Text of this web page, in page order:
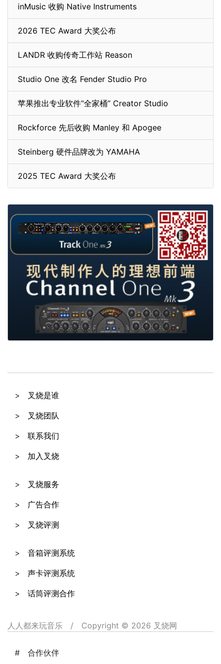
inMusic 收购 Native Instruments
2026 TEC Award 大奖公布
LANDR 收购传奇工作站 Reason
Studio One 改名 Fender Studio Pro
苹果推出专业软件“全家桶” Creator Studio
Rockforce 先后收购 Manley 和 Apogee
Steinberg 硬件品牌改为 YAMAHA
2025 TEC Award 大奖公布
叉烧是谁
叉烧团队
联系我们
加入叉烧
叉烧服务
广告合作
叉烧评测
音箱评测系统
声卡评测系统
话筒评测合作
人人都来玩音乐 / Copyright © 2026 叉烧网
合作伙伴